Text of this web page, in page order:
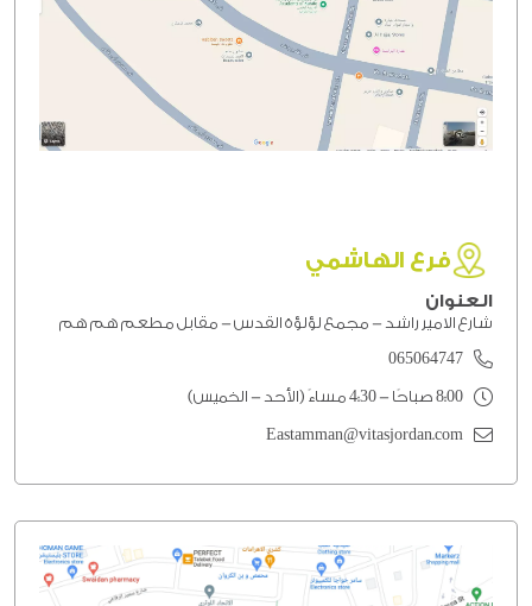
فرع الهاشمي
العنوان
شارع الامير راشد - مجمع لؤلؤة القدس - مقابل مطعم هم هم
065064747
8:00 صباحًا - 4:30 مساءً (الأحد - الخميس)
Eastamman@vitasjordan.com